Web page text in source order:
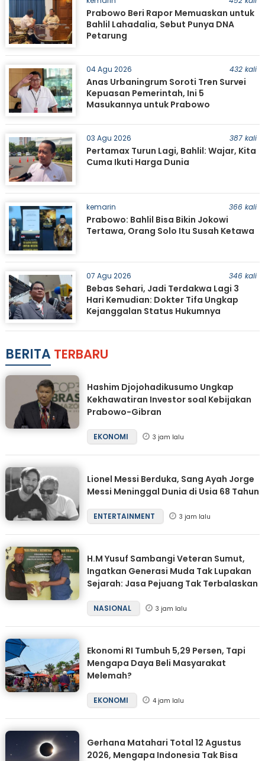
Prabowo Beri Rapor Memuaskan untuk
Bahlil Lahadalia, Sebut Punya DNA
Petarung
04 Agu 2026 432 kali
Anas Urbaningrum Soroti Tren Survei
Kepuasan Pemerintah, Ini 5
Masukannya untuk Prabowo
03 Agu 2026 387 kali
Pertamax Turun Lagi, Bahlil: Wajar, Kita
Cuma Ikuti Harga Dunia
kemarin 366 kali
Prabowo: Bahlil Bisa Bikin Jokowi
Tertawa, Orang Solo Itu Susah Ketawa
07 Agu 2026 346 kali
Bebas Sehari, Jadi Terdakwa Lagi 3
Hari Kemudian: Dokter Tifa Ungkap
Kejanggalan Status Hukumnya
BERITA TERBARU
Hashim Djojohadikusumo Ungkap
Kekhawatiran Investor soal Kebijakan
Prabowo-Gibran
EKONOMI 3 jam lalu
Lionel Messi Berduka, Sang Ayah Jorge
Messi Meninggal Dunia di Usia 68 Tahun
ENTERTAINMENT 3 jam lalu
H.M Yusuf Sambangi Veteran Sumut,
Ingatkan Generasi Muda Tak Lupakan
Sejarah: Jasa Pejuang Tak Terbalaskan
NASIONAL 3 jam lalu
Ekonomi RI Tumbuh 5,29 Persen, Tapi
Mengapa Daya Beli Masyarakat
Melemah?
EKONOMI 4 jam lalu
Gerhana Matahari Total 12 Agustus
2026, Mengapa Indonesia Tak Bisa